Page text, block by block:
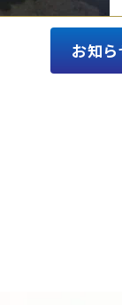
お知